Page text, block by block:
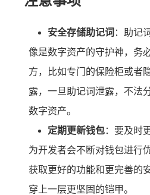
安全存储助记词 ：助记
像是数字资产的守护神，务
方，比如专门的保险柜或者
露，一旦助记词泄露，不法
数字资产。
定期更新钱包：要及时
为开发者会不断对钱包进行
获取更好的功能和更完善的
穿上一层更坚固的铠甲。